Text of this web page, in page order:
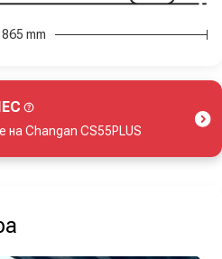
mm
на Changan CS55PLUS